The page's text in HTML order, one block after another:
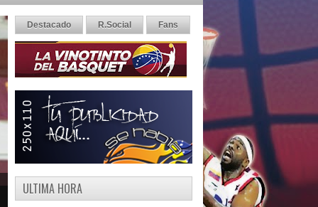
Destacado R.Social Fans
ULTIMA HORA